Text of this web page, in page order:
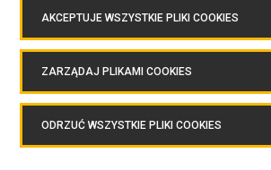
COPYRIGHTS © 2026 BERGERAT MONNOYEUR
PRAWA ZASTRZEŻONE.
AKCEPTUJE WSZYSTKIE PLIKI COOKIES
ZARZĄDAJ PLIKAMI COOKIES
ODRZUĆ WSZYSTKIE PLIKI COOKIES